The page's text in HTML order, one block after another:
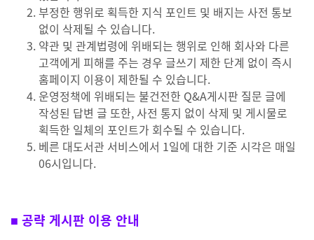
부정한 행위로 획득한 지식 포인트 및 배지는 사전 통보
없이 삭제될 수 있습니다.
약관 및 관계법령에 위배되는 행위로 인해 회사와 다른
고객에게 피해를 주는 경우 글쓰기 제한 단계 없이 즉시
홈페이지 이용이 제한될 수 있습니다.
운영정책에 위배되는 불건전한 Q&A게시판 질문 글에
작성된 답변 글 또한, 사전 통지 없이 삭제 및 게시물로
획득한 일체의 포인트가 회수될 수 있습니다.
베른 대도서관 서비스에서 1일에 대한 기준 시각은 매일
06시입니다.
■ 공략 게시판 이용 안내